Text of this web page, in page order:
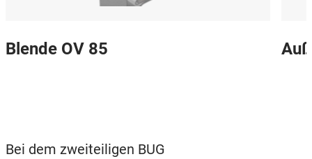
Blende OV 85
Bei dem zweiteiligen BUG